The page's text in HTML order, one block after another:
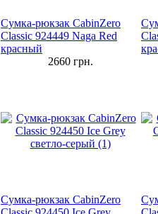
Сумка-рюкзак CabinZero
Classic 924449 Naga Red
красный
2660грн.
Сумка-рюкзак CabinZero